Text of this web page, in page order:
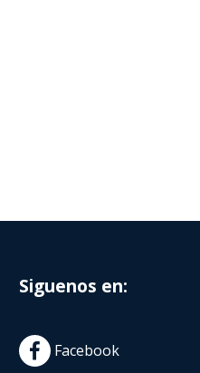
Siguenos en:
Facebook